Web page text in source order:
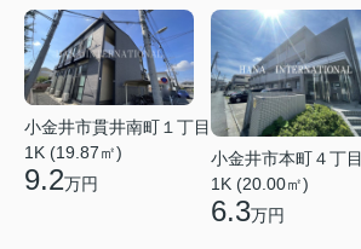
小金井市貫井南町１丁目
1K (19.87㎡)
9.2万円
小金井市本町４丁目
1K (20.00㎡)
6.3万円